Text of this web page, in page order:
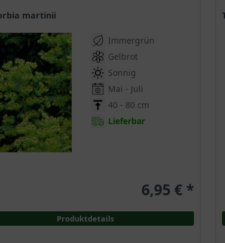
martinii
Immergrün
Gelbrot
Sonnig
Mai - Juli
40 - 80 cm
Lieferbar
6,95 € *
Produktdetails